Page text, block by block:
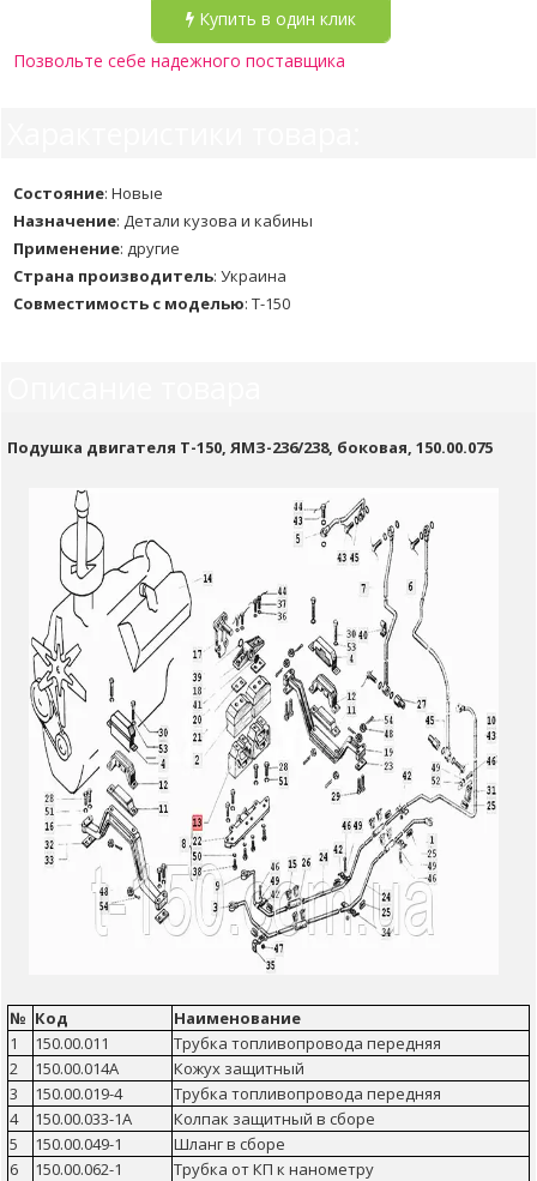
Купить в один клик
Позвольте себе надежного поставщика
Состояние: Новые
Назначение: Детали кузова и кабины
Применение: другие
Страна производитель: Украина
Совместимость с моделью: Т-150
Подушка двигателя Т-150, ЯМЗ-236/238, боковая, 150.00.075
№ Код
Наименование
1
150.00.011
Трубка топливопровода передняя
2
150.00.014А
Кожух защитный
3
150.00.019-4
Трубка топливопровода передняя
4
150.00.033-1А
Колпак защитный в сборе
5
150.00.049-1
Шланг в сборе
6
150.00.062-1 Трубка от КП к нанометру